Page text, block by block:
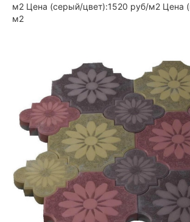
м2 Цена (серый/цвет):1520 руб/м2 Цена
м2